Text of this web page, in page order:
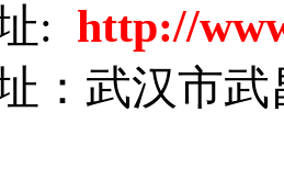
: http://
：武汉市武